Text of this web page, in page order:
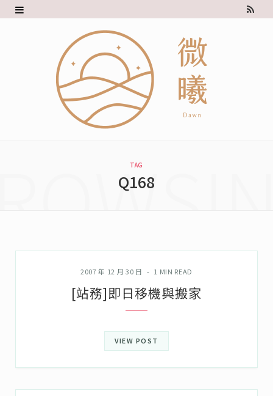
R
TAG
Q168
2007 年 12 月 30 日 1 MIN READ
[站務]即日移機與搬家
VIEW POST